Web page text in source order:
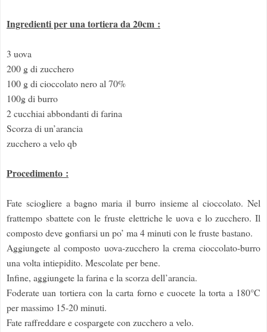
Ingredienti per una tortiera da 20cm :
3 uova
200 g di zucchero
100 g di cioccolato nero al 70%
100g di burro
2 cucchiai abbondanti di farina
Scorza di un’arancia
zucchero a velo qb
Procedimento :
Fate sciogliere a bagno maria il burro insieme al cioccolato. Nel
frattempo sbattete con le fruste elettriche le uova e lo zucchero. Il
composto deve gonfiarsi un po’ ma 4 minuti con le fruste bastano.
Aggiungete al composto uova-zucchero la crema cioccolato-burro
una volta intiepidito. Mescolate per bene.
Infine, aggiungete la farina e la scorza dell’arancia.
Foderate uan tortiera con la carta forno e cuocete la torta a 180°C
per massimo 15-20 minuti.
Fate raffreddare e cospargete con zucchero a velo.